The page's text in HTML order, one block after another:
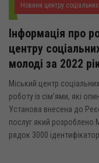
Інформація про
центру
молоді за 2022
Міський центр
роботу із сім’ями, які
Установа внесена до
послуг який розроблено
рядок 3000 ідентифікатор